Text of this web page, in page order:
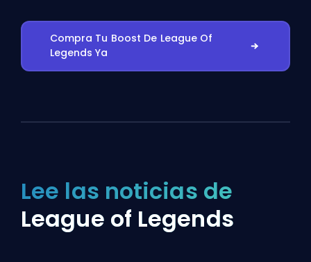
Compra Tu Boost De League Of
Legends Ya
Lee las noticias de
League of Legends